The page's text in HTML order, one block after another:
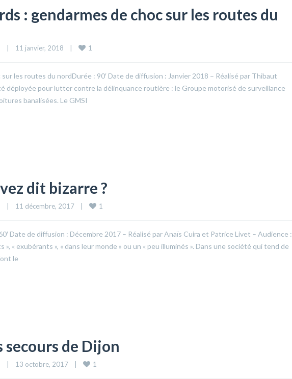
: gendarmes de choc sur les routes du
11 janvier, 2018 1
les routes du nordDurée : 90′ Date de diffusion : Janvier 2018 – Réalisé par Thibaut
déployée pour lutter contre la délinquance routière : le Groupe motorisé de surveillance
banalisées. Le GMSI
dit bizarre ?
11 décembre, 2017 1
Date de diffusion : Décembre 2017 – Réalisé par Anaïs Cuira et Patrice Livet – Audience :
« exubérants », « dans leur monde » ou un « peu illuminés ». Dans une société qui tend de
le
de Dijon
13 octobre, 2017 1